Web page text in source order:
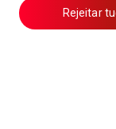
Rejeitar